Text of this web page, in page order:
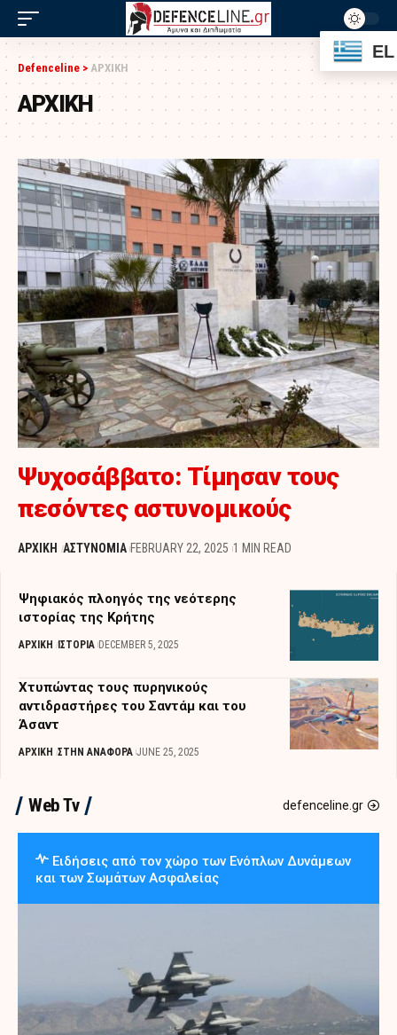
Defenceline > ΑΡΧΙΚΗ
ΑΡΧΙΚΗ
Ψυχοσάββατο: Τίμησαν τους
πεσόντες αστυνομικούς
ΑΡΧΙΚΗ ΑΣΤΥΝΟΜΙΑ FEBRUARY 22, 2025 1 MIN READ
Ψηφιακός πλοηγός της νεότερης
ιστορίας της Κρήτης
ΑΡΧΙΚΗ ΙΣΤΟΡΙΑ DECEMBER 5, 2025
Χτυπώντας τους πυρηνικούς
αντιδραστήρες του Σαντάμ και του
Άσαντ
ΑΡΧΙΚΗ ΣΤΗΝ ΑΝΑΦΟΡΑ JUNE 25, 2025
Web Tv defenceline.gr
Ειδήσεις από τον χώρο των Ενόπλων Δυνάμεων
και των Σωμάτων Ασφαλείας
EL